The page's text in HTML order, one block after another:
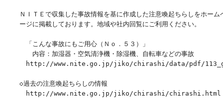
ＮＩＴＥで収集した事故情報を基に作成した注意喚起ちらしをホーム
ージに掲載しております。地域や社内回覧にご利用ください。
「こんな事故にもご用心（Ｎｏ．５３）」
内容：加湿器・空気清浄機・除湿機、自転車などの事故
http://www.nite.go.jp/jiko/chirashi/data/pdf/
◇過去の注意喚起ちらしの情報
http://www.nite.go.jp/jiko/chirashi/chirashi.html